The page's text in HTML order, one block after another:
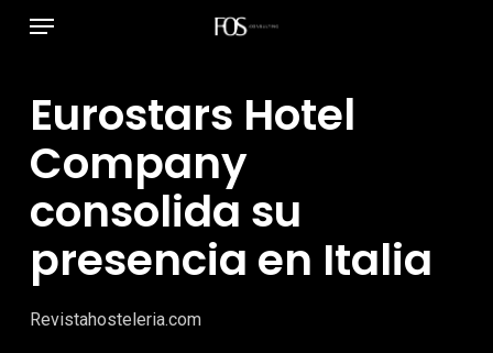
principal
Menú
Eurostars Hotel
Company
consolida su
presencia en Italia
Revistahosteleria.com